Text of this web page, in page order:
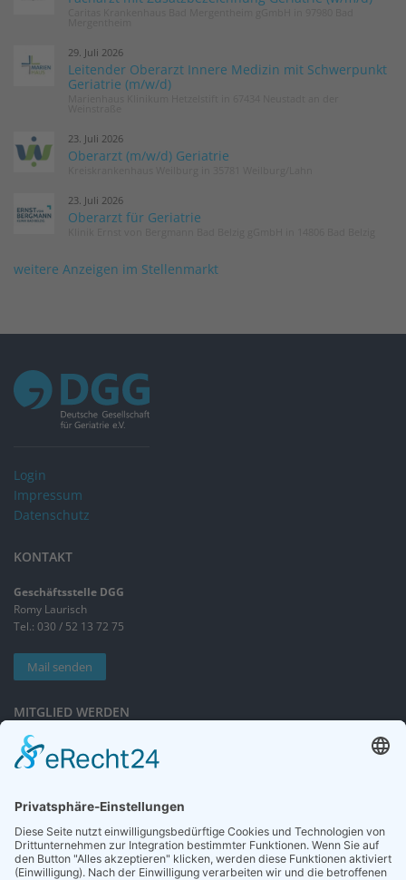
29. Juli 2026
Leitender Oberarzt Innere Medizin mit Schwerpunkt
Geriatrie (m/w/d)
23. Juli 2026
Oberarzt (m/w/d) Geriatrie
23. Juli 2026
Oberarzt für Geriatrie
weitere Anzeigen im Stellenmarkt
Login
Impressum
Datenschutz
KONTAKT
Geschäftsstelle DGG
Romy Laurisch
Tel.: 030 / 52 13 72 75
Mail senden
MITGLIED WERDEN
Sieben gute Gründe
für Ihre Mitgliedschaft
NEWSLETTER